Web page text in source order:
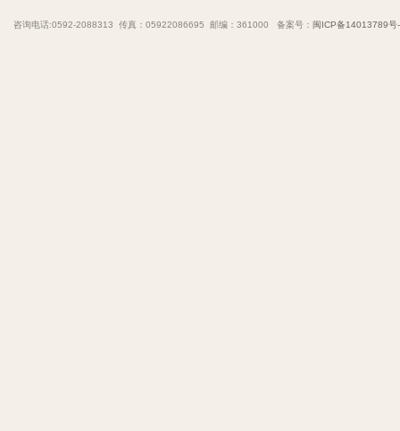
咨询电话:0592-2088313 传真：05922086695 邮编：361000 备案号： 闽ICP备14013789号